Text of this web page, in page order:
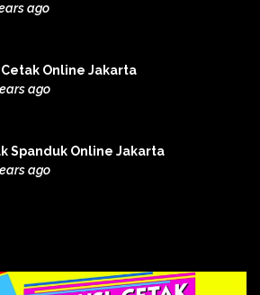
ago
Cetak Online Jakarta
ago
Spanduk Online Jakarta
ago